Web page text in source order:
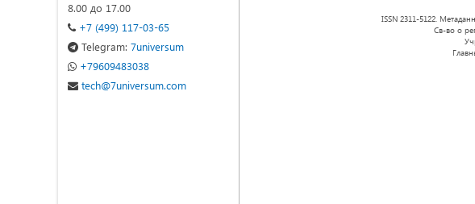
ISSN 2311-5122.
Св-во о
8.00 до 17.00
+7 (499) 117-03-65
Telegram: 7universum
+79609483038
tech@7universum.com